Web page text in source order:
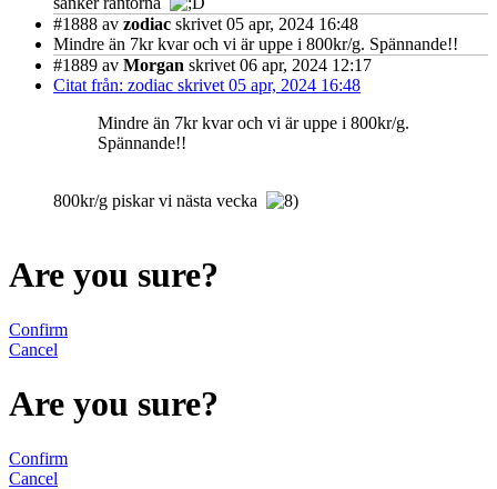
#1888 av zodiac skrivet 05 apr, 2024 16:48
Mindre än 7kr kvar och vi är uppe i 800kr/g. Spännande!!
#1889 av Morgan skrivet 06 apr, 2024 12:17
Citat från: zodiac skrivet 05 apr, 2024 16:48
Mindre än 7kr kvar och vi är uppe i 800kr/g.
Spännande!!
800kr/g piskar vi nästa vecka
Are you sure?
Confirm
Cancel
Are you sure?
Confirm
Cancel